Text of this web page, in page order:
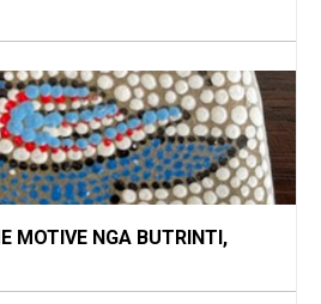
MOTIVE NGA BUTRINTI,